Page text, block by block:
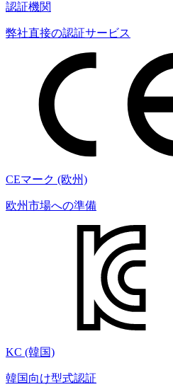
認証機関
弊社直接の認証サービス
CEマーク (欧州)
欧州市場への準備
KC (韓国)
韓国向け型式認証